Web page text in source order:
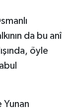
da bu anî
öyle
Yunan